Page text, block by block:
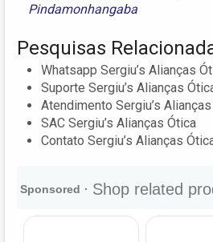
Pindamonhangaba
Pesquisas
Whatsapp Sergiu’s Alianças
Suporte Sergiu’s Alianças
Atendimento Sergiu’s
SAC Sergiu’s Alianças Ótica
Contato Sergiu’s Alianças